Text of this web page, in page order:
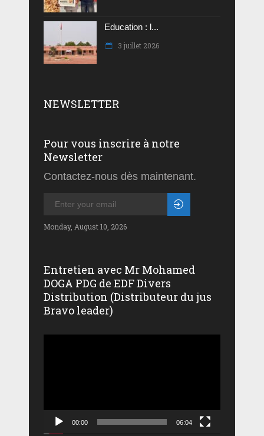
Education : l...
3 juillet 2026
NEWSLETTER
Pour vous inscrire à notre
Newsletter
Contactez-nous dès maintenant.
Monday, August 10, 2026
Entretien avec Mr Mohamed
DOGA PDG de EDF Divers
Distribution (Distributeur du jus
Bravo leader)
00:00 06:04